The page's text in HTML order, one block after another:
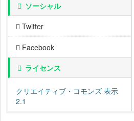
ソーシャル
Twitter
Facebook
ライセンス
クリエイティブ・コモンズ 表示
2.1